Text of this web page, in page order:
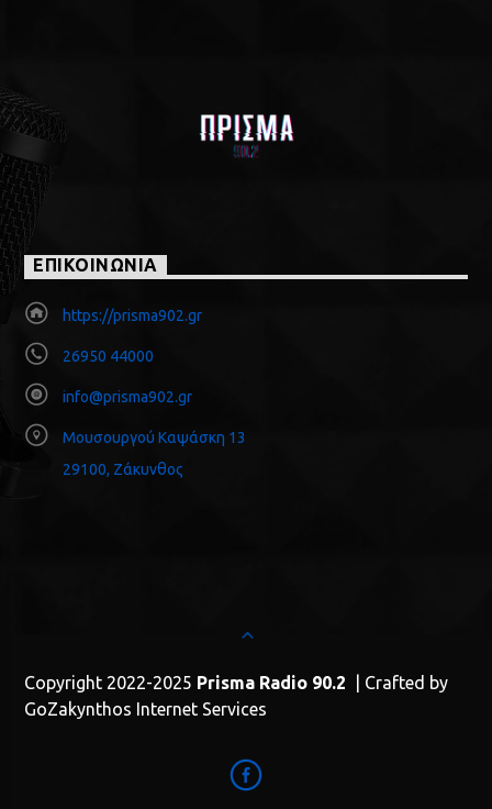
ΕΠΙΚΟΙΝΩΝΙΑ
https://prisma902.gr
26950 44000
info@prisma902.gr
Μουσουργού Καψάσκη 13
29100, Ζάκυνθος
Copyright 2022-2025 Prisma Radio 90.2 | Crafted by
GoZakynthos Internet Services